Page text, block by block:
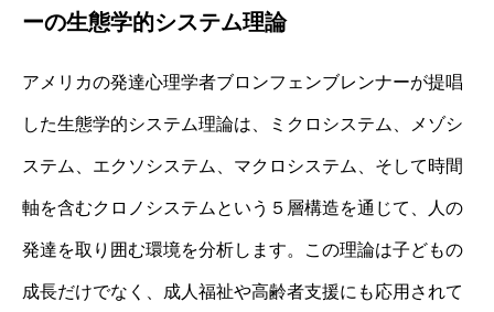
ーの生態学的システム理論
アメリカの発達心理学者ブロンフェンブレンナーが提唱
した生態学的システム理論は、ミクロシステム、メゾシ
ステム、エクソシステム、マクロシステム、そして時間
軸を含むクロノシステムという５層構造を通じて、人の
発達を取り囲む環境を分析します。この理論は子どもの
成長だけでなく、成人福祉や高齢者支援にも応用されて